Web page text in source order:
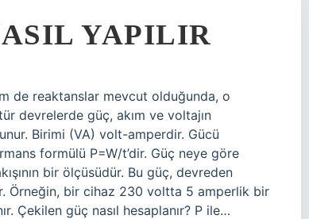
YAPILIR
de reaktanslar mevcut olduğunda, o
devrelerde güç, akım ve voltajın
Birimi (VA) volt-amperdir. Gücü
formülü P=W/t’dir. Güç neye göre
bir ölçüsüdür. Bu güç, devreden
Örneğin, bir cihaz 230 voltta 5 amperlik bir
Çekilen güç nasıl hesaplanır? P ile…